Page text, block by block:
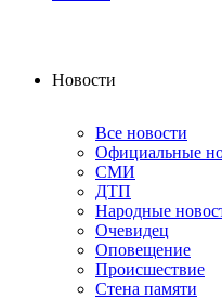
Новости
Все новости
Официальные
СМИ
ДТП
Народные
Очевидец
Оповещение
Происшествие
Стена памяти